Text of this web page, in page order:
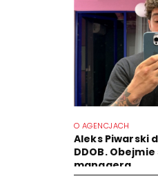
O AGENCJACH
Aleks Piwarski
DDOB.
managera